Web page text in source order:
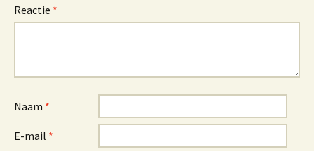
Reactie *
Naam *
E-mail *